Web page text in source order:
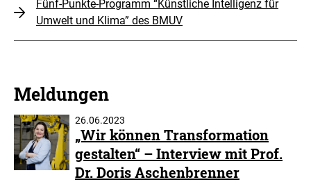
Fünf-Punkte-Programm “Künstliche Intelligenz für
Umwelt und Klima” des BMUV
Meldungen
26.06.2023
„Wir können Transformation
gestalten“ – Interview mit Prof.
Dr. Doris Aschenbrenner